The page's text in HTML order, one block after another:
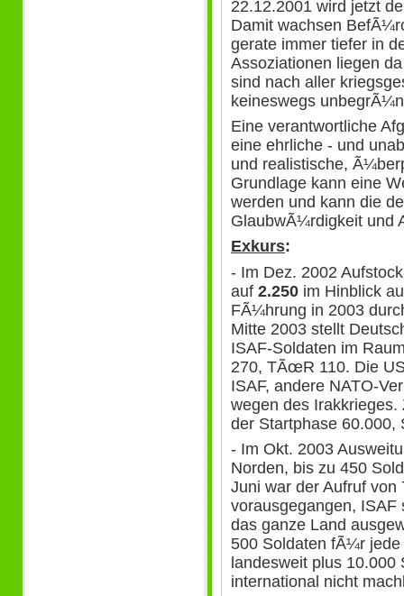
22.12.2001 wird jetzt
Damit wachsen
gerate immer tiefer in
Assoziationen liegen
sind nach aller
keineswegs
Eine verantwortliche
eine ehrliche - und
und realistische,
Grundlage kann eine
werden und kann die
GlaubwÃ¼rdigkeit und
Exkurs:
- Im Dez. 2002
auf 2.250 im Hinblick
FÃ¼hrung in 2003
Mitte 2003 stellt
ISAF-Soldaten im
270, TÃœR 110. Die
ISAF, andere NATO-
wegen des
der Startphase 60.000,
- Im Okt. 2003
Norden, bis zu 450
Juni war der Aufruf
vorausgegangen,
das ganze Land
500 Soldaten fÃ¼r
landesweit plus 10.000
international nicht